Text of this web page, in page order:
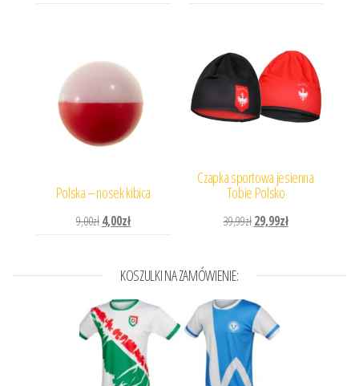
Polska – nosek kibica
9,00złPierwotna cena wynosiła: 9,00zł.
4,00złAktualna cena wynosi: 4,00zł.
Czapka sportowa jesienna
Tobie Polsko
39,99zł Pierwotna cena wynosiła:
29,99złAktualna cena
KOSZULKI NA ZAMÓWIENIE: